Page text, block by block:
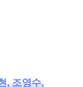
, 조영수,